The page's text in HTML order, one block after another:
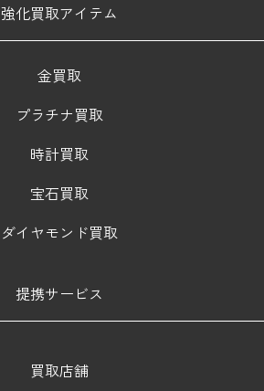
強化買取アイテム
金買取
プラチナ買取
時計買取
宝石買取
ダイヤモンド買取
提携サービス
買取店舗